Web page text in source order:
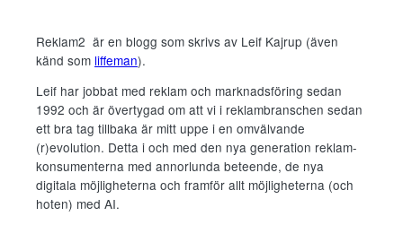
Reklam2 är en blogg som skrivs av Leif Kajrup (även
känd som liffeman).
Leif har jobbat med reklam och marknadsföring sedan
1992 och är övertygad om att vi i reklambranschen sedan
ett bra tag tillbaka är mitt uppe i en omvälvande
(r)evolution. Detta i och med den nya generation reklam-
konsumenterna med annorlunda beteende, de nya
digitala möjligheterna och framför allt möjligheterna (och
hoten) med AI.